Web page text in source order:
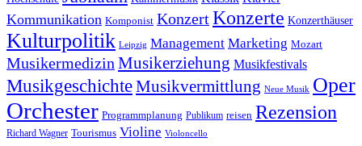
Kommunikation Komponist KonzertKonzerte Konzerthäuser
Kulturpolitik Leipzig Management Marketing Mozart
Musikermedizin Musikerziehung Musikfestivals
MusikgeschichteMusikvermittlung Neue Musik Oper
Orchester Programmplanung Publikum reisen Rezension
Richard Wagner Tourismus Violine Violoncello